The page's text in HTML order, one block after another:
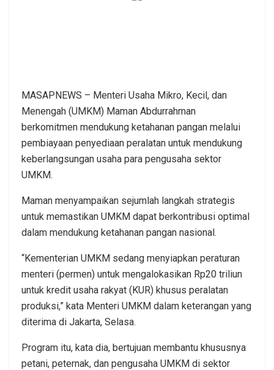
MASAPNEWS – Menteri Usaha Mikro, Kecil, dan
Menengah (UMKM) Maman Abdurrahman
berkomitmen mendukung ketahanan pangan melalui
pembiayaan penyediaan peralatan untuk mendukung
keberlangsungan usaha para pengusaha sektor
UMKM.
Maman menyampaikan sejumlah langkah strategis
untuk memastikan UMKM dapat berkontribusi optimal
dalam mendukung ketahanan pangan nasional.
“Kementerian UMKM sedang menyiapkan peraturan
menteri (permen) untuk mengalokasikan Rp20 triliun
untuk kredit usaha rakyat (KUR) khusus peralatan
produksi,” kata Menteri UMKM dalam keterangan yang
diterima di Jakarta, Selasa.
Program itu, kata dia, bertujuan membantu khususnya
petani, peternak, dan pengusaha UMKM di sektor